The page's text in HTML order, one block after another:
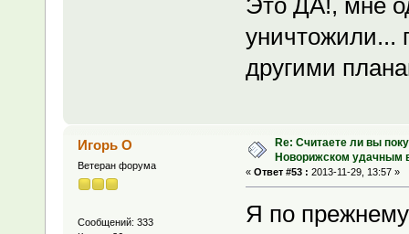
уничтожили...
другими
Игорь О
Ветеран форума
Сообщений: 333
Re: Считаете ли вы
Новорижском удачным
« Ответ #53 : 2013-11-29, 13:57 »
Я по